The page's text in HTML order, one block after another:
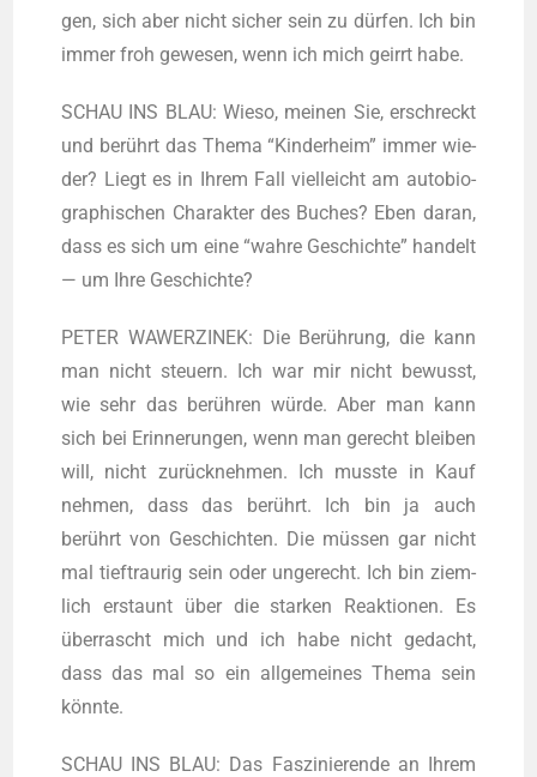
gen, sich aber nicht sicher sein zu dür­fen. Ich bin
immer froh gewe­sen, wenn ich mich geirrt habe.
SCHAU INS BLAU: Wie­so, mei­nen Sie, erschreckt
und berührt das The­ma “Kin­der­heim” immer wie­
der? Liegt es in Ihrem Fall viel­leicht am auto­bio­
gra­phi­schen Cha­rak­ter des Buches? Eben dar­an,
dass es sich um eine “wah­re Geschich­te” han­delt
— um Ihre Geschichte?
PETER WAWERZINEK: Die Berüh­rung, die kann
man nicht steu­ern. Ich war mir nicht bewusst,
wie sehr das berüh­ren wür­de. Aber man kann
sich bei Erin­ne­run­gen, wenn man gerecht blei­ben
will, nicht zurück­neh­men. Ich muss­te in Kauf
neh­men, dass das berührt. Ich bin ja auch
berührt von Geschich­ten. Die müs­sen gar nicht
mal tief­trau­rig sein oder unge­recht. Ich bin ziem­
lich erstaunt über die star­ken Reak­tio­nen. Es
über­rascht mich und ich habe nicht gedacht,
dass das mal so ein all­ge­mei­nes The­ma sein
könnte.
SCHAU INS BLAU: Das Fas­zi­nie­ren­de an Ihrem